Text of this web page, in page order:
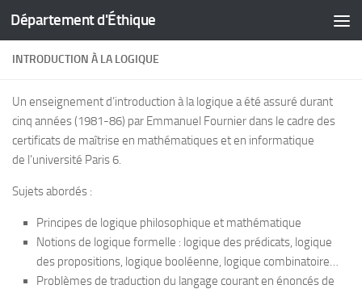
Skip to content
Département d'Éthique
INTRODUCTION À LA LOGIQUE
Un enseignement d’introduction à la logique a été assuré durant
cinq années (1981-86) par Emmanuel Fournier dans le cadre des
certificats de maîtrise en mathématiques et en informatique
de l’université Paris 6.
Sujets abordés :
Principes de logique philosophique et mathématique
Notions de logique formelle : logique des prédicats, logique
des propositions, logique booléenne, logique combinatoire…
Problèmes de traduction du langage courant en énoncés de